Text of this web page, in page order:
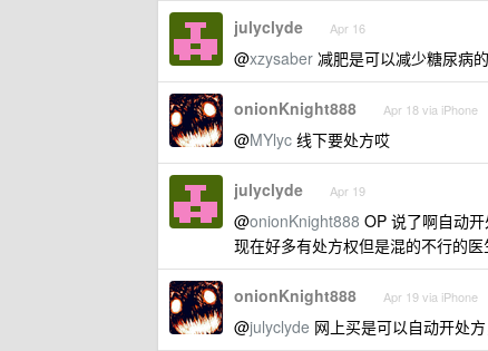
julyclyde Apr 16
@xzysaber 减肥是可以减少糖尿病
onionKnight888 Apr 18 via iPhone
@MYlyc 线下要处方哎
julyclyde Apr 19
@onionKnight888 OP 说了啊自动
现在好多有处方权但是混的不行的
onionKnight888 Apr 19 via iPhone
@julyclyde 网上买是可以自动开处